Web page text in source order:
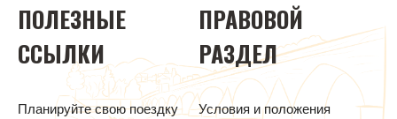
ПОЛЕЗНЫЕ
ССЫЛКИ
Планируйте свою поездку
ПРАВОВОЙ
РАЗДЕЛ
Условия и положения